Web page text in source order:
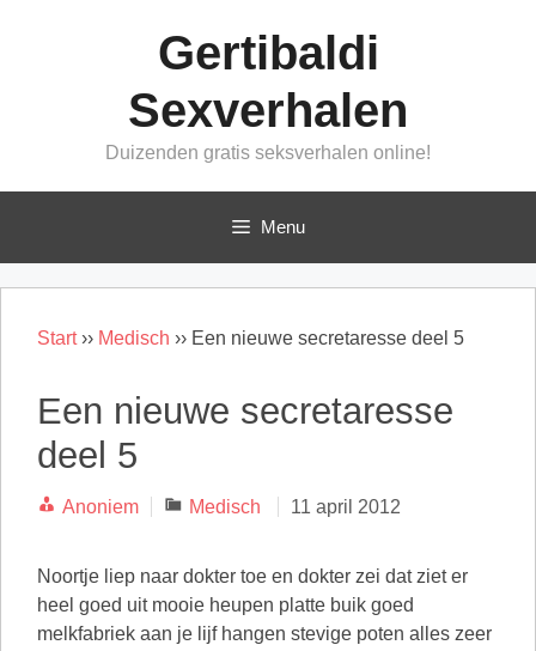
Gertibaldi
Sexverhalen
Duizenden gratis seksverhalen online!
Menu
Start›› Medisch ›› Een nieuwe secretaresse deel 5
Een nieuwe secretaresse
deel 5
Anoniem Categorieën
Medisch 11 april 2012
Noortje liep naar dokter toe en dokter zei dat ziet er
heel goed uit mooie heupen platte buik goed
melkfabriek aan je lijf hangen stevige poten alles zeer